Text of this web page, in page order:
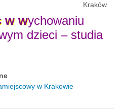
Kraków
w wychowaniu
dzieci – studia
w Krakowie